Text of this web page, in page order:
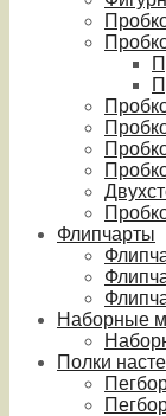
Флипчарты
Наборные
Полки